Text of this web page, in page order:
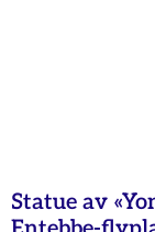
Statue av